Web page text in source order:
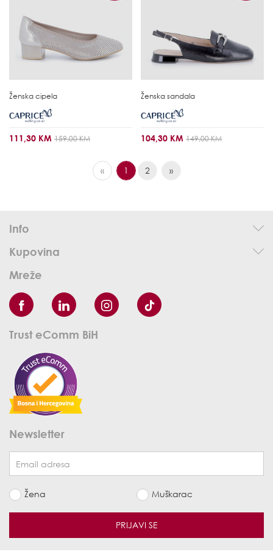
Ženska cipela
111,30 KM 159,00 KM
Ženska sandala
104,30 KM 149,00 KM
« 1 2 »
Info
Kupovina
Mreže
Trust eComm BiH
Newsletter
Žena Muškarac
PRIJAVI SE